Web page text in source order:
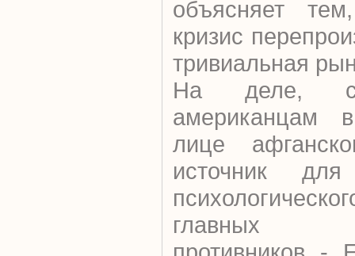
объясняет
кризис
тривиальная
На деле,
американцам
лице
источник
главных